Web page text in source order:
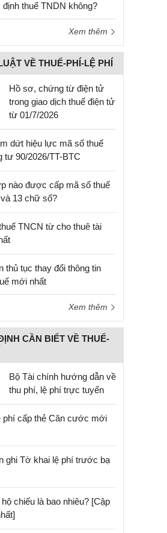
thuế TNDN không?
Xem thêm
VỀ THUẾ-PHÍ-LỆ PHÍ
Hồ sơ, chứng từ điện tử
trong giao dịch thuế điện tử
từ 01/7/2026
dứt hiệu lực mã số thuế
tư 90/2026/TT-BTC
nào được cấp mã số thuế
13 chữ số?
TNCN từ cho thuê tài
thủ tục thay đổi thông tin
mới nhất
Xem thêm
CẦN BIẾT VỀ THUẾ-
Bộ Tài chính hướng dẫn về
thu phí, lệ phí trực tuyến
phí cấp thẻ Căn cước mới
ghi Tờ khai lệ phí trước bạ
chiếu là bao nhiêu? [Cập